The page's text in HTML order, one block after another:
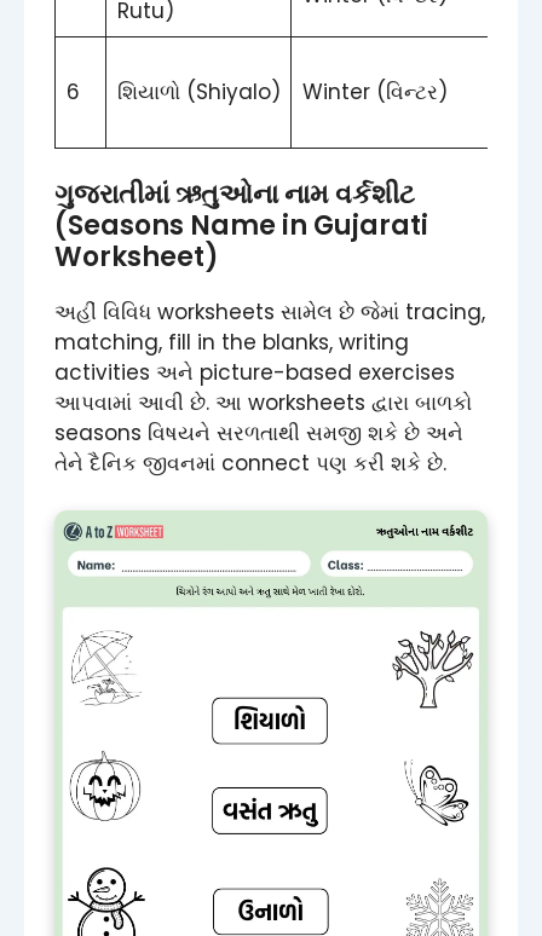
Rutu)
6 શિયાળો (Shiyalo) Winter (વિન્ટર)
ગુજરાતીમાં ઋતુઓના નામ વર્કશીટ
(Seasons Name in Gujarati
Worksheet)
અહીં વિવિધ worksheets સામેલ છે જેમાં tracing,
matching, fill in the blanks, writing
activities અને picture-based exercises
આપવામાં આવી છે. આ worksheets દ્વારા બાળકો
seasons વિષયને સરળતાથી સમજી શકે છે અને
તેને દૈનિક જીવનમાં connect પણ કરી શકે છે.